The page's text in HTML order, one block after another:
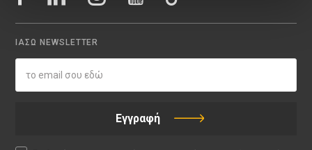
ΙΑΣΩ NEWSLETTER
Εγγραφή